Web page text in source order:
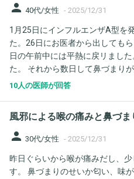
person 40代/女性 - 2025/12/31
1月25日にインフルエンザA型を
た。26日にお医者から出しても
日の午前中には平熱に戻リまし
た。 それから数日して鼻づまり
る症状が出て今日31日の夕方か
が下がらなければ休日当番医受
10人の医師が回答
風邪による喉の痛みと鼻づま
person 30代/女性 - 2025/12/31
昨日ぐらいから喉が痛みだし、
す。 鼻づまりのせいか匂い、味